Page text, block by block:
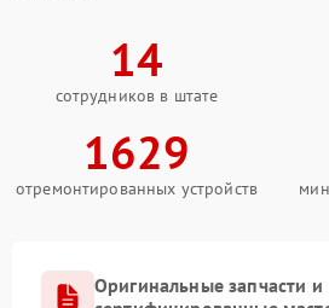
14
сотрудников в штате
1629
отремонтированных устройств
Оригинальные запчасти и